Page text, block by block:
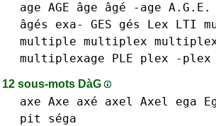
age AGE âge âgé -age A.G.E.
âgés
exa- GES gés Lex LTI
multiple multiplex
multiplexage
PLE plex -plex
12 sous-mots DàG
axe Axe axé axel Axel ega
pit
séga